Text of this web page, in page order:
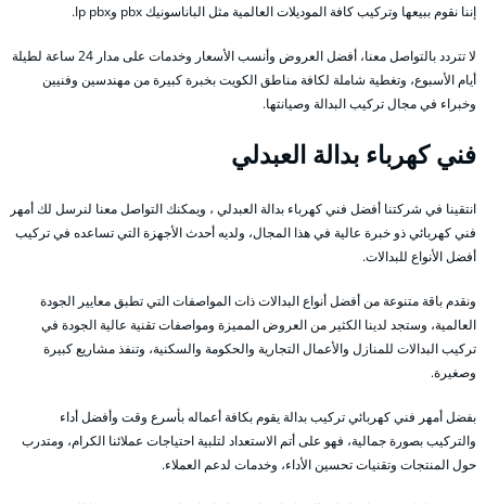
إننا نقوم ببيعها وتركيب كافة الموديلات العالمية مثل الباناسونيك pbx وIp pbx.
لا تتردد بالتواصل معنا، أفضل العروض وأنسب الأسعار وخدمات على مدار 24 ساعة لطيلة
أيام الأسبوع، وتغطية شاملة لكافة مناطق الكويت بخبرة كبيرة من مهندسين وفنيين
وخبراء في مجال تركيب البدالة وصيانتها.
فني كهرباء بدالة العبدلي
انتقينا في شركتنا أفضل فني كهرباء بدالة العبدلي ، ويمكنك التواصل معنا لنرسل لك أمهر
فني كهربائي ذو خبرة عالية في هذا المجال، ولديه أحدث الأجهزة التي تساعده في تركيب
أفضل الأنواع للبدالات.
ونقدم باقة متنوعة من أفضل أنواع البدالات ذات المواصفات التي تطبق معايير الجودة
العالمية، وستجد لدينا الكثير من العروض المميزة ومواصفات تقنية عالية الجودة في
تركيب البدالات للمنازل والأعمال التجارية والحكومة والسكنية، وتنفذ مشاريع كبيرة
وصغيرة.
بفضل أمهر فني كهربائي تركيب بدالة يقوم بكافة أعماله بأسرع وقت وأفضل أداء
والتركيب بصورة جمالية، فهو على أتم الاستعداد لتلبية احتياجات عملائنا الكرام، ومتدرب
حول المنتجات وتقنيات تحسين الأداء، وخدمات لدعم العملاء.